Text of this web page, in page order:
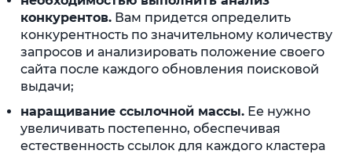
конкурентов. Вам придется определить
конкурентность по значительному количеству
запросов и анализировать положение своего
сайта после каждого обновления поисковой
выдачи;
наращивание ссылочной массы. Ее нужно
увеличивать постепенно, обеспечивая
естественность ссылок для каждого кластера